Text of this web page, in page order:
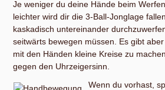
Je weniger du deine Hände beim
leichter wird dir die 3-Ball-Jonglage
kaskadisch untereinander
seitwärts bewegen müssen. Es gibt
mit den Händen kleine Kreise zu
gegen den Uhrzeigersinn.
Wenn du vorhast,